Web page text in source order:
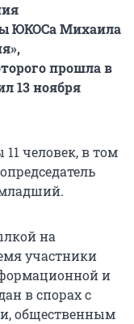
ЮКОСа Михаила
прошла в
13 ноября
человек, в том
на
участники
и
в спорах с
общественным